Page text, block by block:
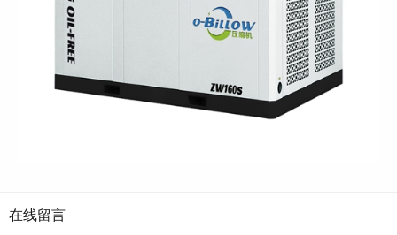
在线留言